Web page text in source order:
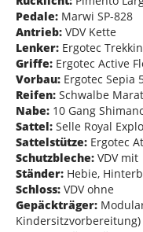
Pedale: Marwi SP-828
Antrieb: VDV Kette
Lenker: Ergotec
Griffe: Ergotec Active
Vorbau: Ergotec Sepia
Reifen: Schwalbe
Nabe: 10 Gang
Sattel: Selle Royal
Sattelstütze: Ergotec
Schutzbleche: VDV mit
Ständer: Hebie,
Schloss: VDV ohne
Gepäckträger:
Kindersitzvorbereitung)